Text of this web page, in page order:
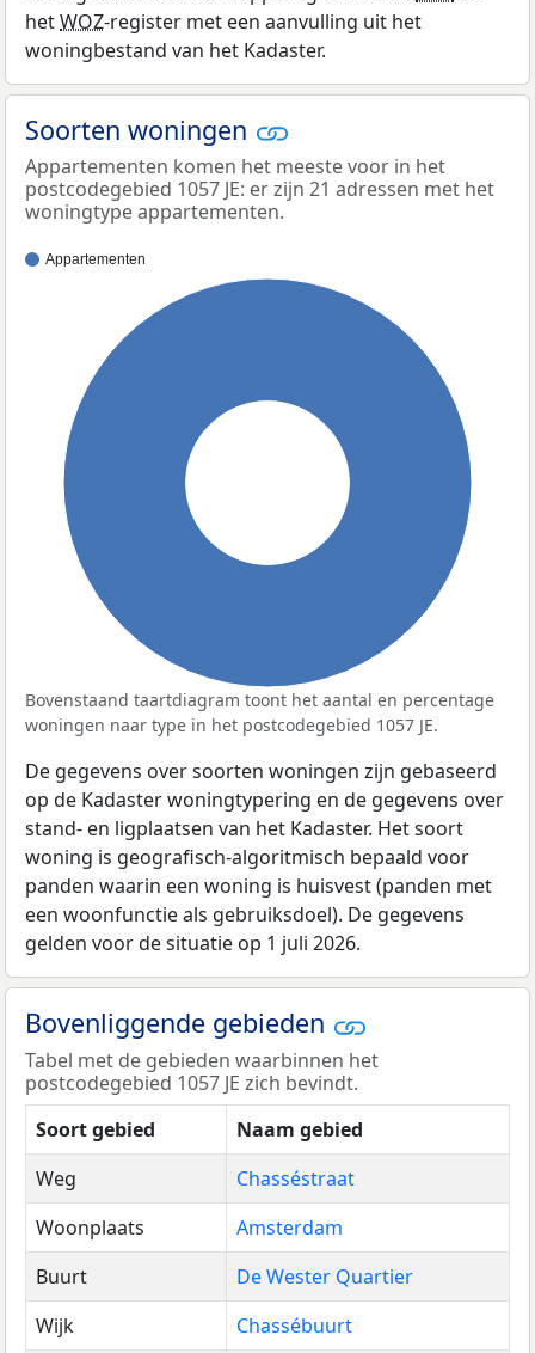
hetWOZ-register met een aanvulling uit het
woningbestand van het Kadaster.
Soorten woningen
Appartementen komen het meeste voor in het
postcodegebied 1057 JE: er zijn 21 adressen met het
woningtype appartementen.
Appartementen
Bovenstaand taartdiagram toont het aantal en percentage
woningen naar type in het postcodegebied 1057 JE.
De gegevens over soorten woningen zijn gebaseerd
op de Kadaster woningtypering en de gegevens over
stand- en ligplaatsen van het Kadaster. Het soort
woning is geografisch-algoritmisch bepaald voor
panden waarin een woning is huisvest (panden met
een woonfunctie als gebruiksdoel). De gegevens
gelden voor de situatie op 1 juli 2026.
Bovenliggende gebieden
Tabel met de gebieden waarbinnen het
postcodegebied 1057 JE zich bevindt.
Soort gebied
Naam gebied
Weg
Chasséstraat
Woonplaats
Amsterdam
Buurt
De Wester Quartier
Wijk
Chassébuurt